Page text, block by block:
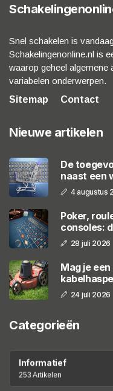
Snel schakelen is
Schakelingenonline.nl is
waarop geheel algemene
variabelen onderwerpen.
Sitemap
Contact
Nieuwe artikelen
De
naast een
4 augustus
Poker,
consoles:
28 juli 2026
Mag je
24 juli 2026
Categorieën
Informatief
253 Artikelen